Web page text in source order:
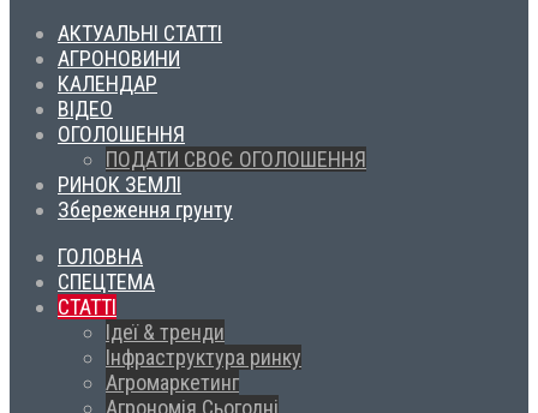
АКТУАЛЬНІ СТАТТІ
АГРОНОВИНИ
КАЛЕНДАР
ВІДЕО
ОГОЛОШЕННЯ
ПОДАТИ СВОЄ ОГОЛОШЕННЯ
РИНОК ЗЕМЛІ
Збереження грунту
ГОЛОВНА
СПЕЦТЕМА
СТАТТІ
Ідеї & тренди
Інфраструктура ринку
Агромаркетинг
Агрономія Сьогодні